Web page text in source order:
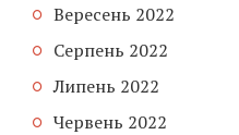
Вересень 2022
Серпень 2022
Липень 2022
Червень 2022